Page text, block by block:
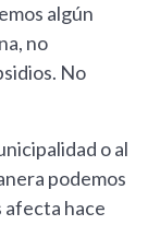
algún
no
No
o al
podemos
afecta hace